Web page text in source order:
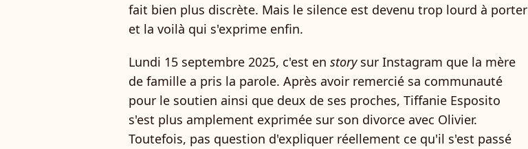
fait bien plus discrète. Mais le silence est devenu trop lourd à porter
et la voilà qui s'exprime enfin.
Lundi 15 septembre 2025, c'est en story sur Instagram que la mère
de famille a pris la parole. Après avoir remercié sa communauté
pour le soutien ainsi que deux de ses proches, Tiffanie Esposito
s'est plus amplement exprimée sur son divorce avec Olivier.
Toutefois, pas question d'expliquer réellement ce qu'il s'est passé